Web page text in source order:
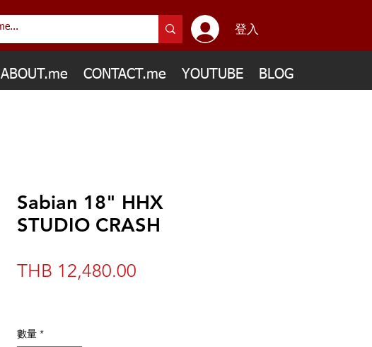
登入
ABOUT.me CONTACT.me YOUTUBE BLOG
Sabian 18" HHX
STUDIO CRASH
THB 12,480.00
數量 *